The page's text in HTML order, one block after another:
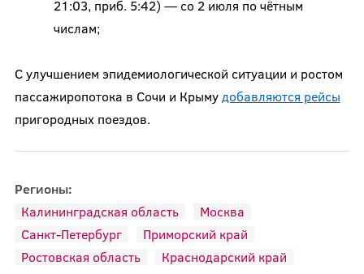
21:03, приб. 5:42) — со 2 июля по чётным
числам;
С улучшением эпидемиологической ситуации и ростом
пассажиропотока в Сочи и Крымудобавляются рейсы
пригородных поездов.
Регионы:
Калининградская область
Москва
Санкт-Петербург
Приморский край
Ростовская область
Краснодарский край